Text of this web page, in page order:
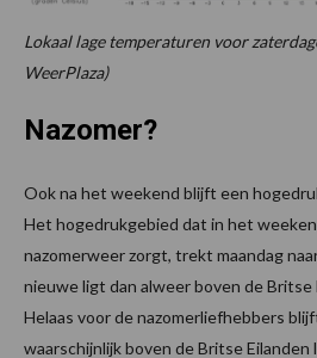
Lokaal lage temperaturen voor
WeerPlaza)
Nazomer?
Ook na het weekend blijft een
Het hogedrukgebied dat in het
nazomerweer zorgt, trekt maandag
nieuwe ligt dan alweer boven de Britse
Helaas voor de nazomerliefhebbers
waarschijnlijk boven de Britse Eilanden